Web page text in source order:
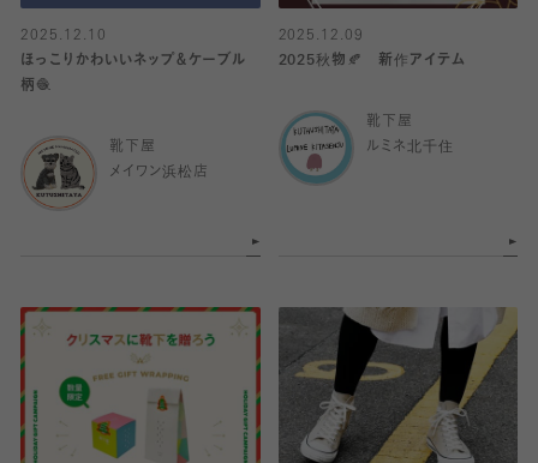
2025.12.10
ほっこりかわいいネップ＆ケーブル
柄🧶
靴下屋
メイワン浜松店
2025.12.09
2025秋物🍂 新作アイテム
靴下屋
ルミネ北千住